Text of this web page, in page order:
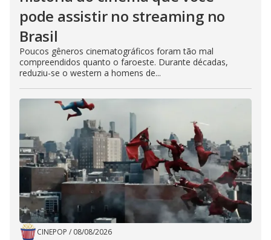
pode assistir no streaming no
Brasil
Poucos gêneros cinematográficos foram tão mal
compreendidos quanto o faroeste. Durante décadas,
reduziu-se o western a homens de...
CINEPOP / 08/08/2026